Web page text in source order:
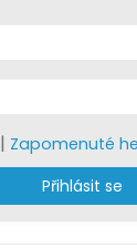
| Zapomenuté
Přihlásit se